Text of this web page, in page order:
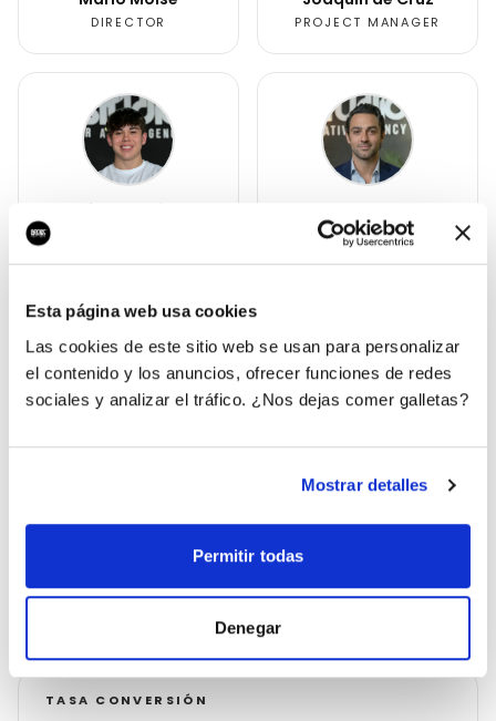
Esta página web usa cookies
Las cookies de este sitio web se usan para personalizar
el contenido y los anuncios, ofrecer funciones de redes
sociales y analizar el tráfico. ¿Nos dejas comer galletas?
Mostrar detalles
Permitir todas
Denegar
DIRECTOR PROJECT MANAGER
PARTNERSHIPS
RESULTADOS
COSTE POR CONTACTOS
PRECIO MERCADO
5,46€ 0,91€
TASA CONVERSIÓN